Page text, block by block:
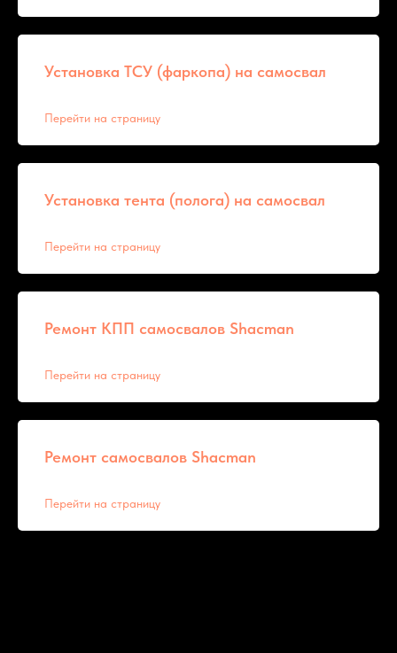
Установка ТСУ (фаркопа) на самосвал
Перейти на страницу
Установка тента (полога) на самосвал
Перейти на страницу
Ремонт КПП самосвалов Shacman
Перейти на страницу
Ремонт самосвалов Shacman
Перейти на страницу